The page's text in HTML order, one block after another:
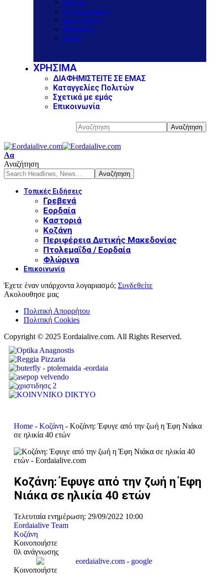
Αθλητικά
Αστυνομικό Δελτίο
Δημοσκοπήσεις
Εκδηλώσεις
Ελλάδα
ΧΡΗΣΙΜΑ
ΔΙΑΦΗΜΙΣΤΕΙΤΕ ΣΕ ΕΜΑΣ
Καταγγελίες Πολιτών
Σχετικά με εμάς
Επικοινωνία
Αα
Αναζήτηση
Τοπικές Ειδήσεις
Γρεβενά
Εορδαία
Καστοριά
Κοζάνη
Περιφέρεια Δυτικής Μακεδονίας
Πτολεμαΐδα / Εορδαία
Φλώρινα
Επικοινωνία
Έχετε έναν υπάρχοντα λογαριασμό; Συνδεθείτε
Ακολουθησε μας
Πολιτική Απορρήτου
Πολιτική Cookies
Copyright © 2025 Eordaialive.com. All Rights Reserved.
Home - Κοζάνη - Κοζάνη: Έφυγε από την ζωή η Έφη Νιάκα
σε ηλικία 40 ετών
Κοζάνη: Έφυγε από την ζωή η Έφη
Νιάκα σε ηλικία 40 ετών
Τελευταία ενημέρωση: 29/09/2022 10:00
Eordaialive Team
Κοζάνη
Κοινοποιήστε
0λ ανάγνωσης
Κοινοποιήστε